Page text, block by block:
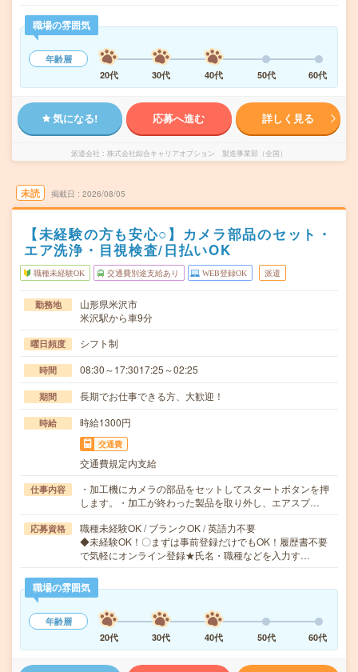
職場の雰囲気
年齢層
20代
30代 40代 50代 60代
気になる! 応募へ進む 詳しく見る
派遣会社 株式会社綜合キャリアオプション 製造事業部（全国）
未読 掲載日 2026/08/05
【未経験の方も安心○】カメラ部品のセット・
エア洗浄・目視検査/日払いOK
職種未経験OK 交通費別途支給あり WEB登録OK 派遣
勤務地
山形県米沢市
米沢駅から車9分
曜日頻度 シフト制
時間 08:30～17:3017:25～02:25
期間 長期でお仕事できる方、大歓迎！
時給 時給1300円
交通費
交通費規定内支給
仕事内容
・加工機にカメラの部品をセットしてスタートボタンを押
します。・加工が終わった製品を取り外し、エアスプ…
応募資格
職種未経験OK / ブランクOK / 英語力不要
◆未経験OK！〇まずは事前登録だけでもOK！履歴書不要
で気軽にオンライン登録★氏名・職種などを入力す…
職場の雰囲気
年齢層
20代
30代 40代 50代 60代